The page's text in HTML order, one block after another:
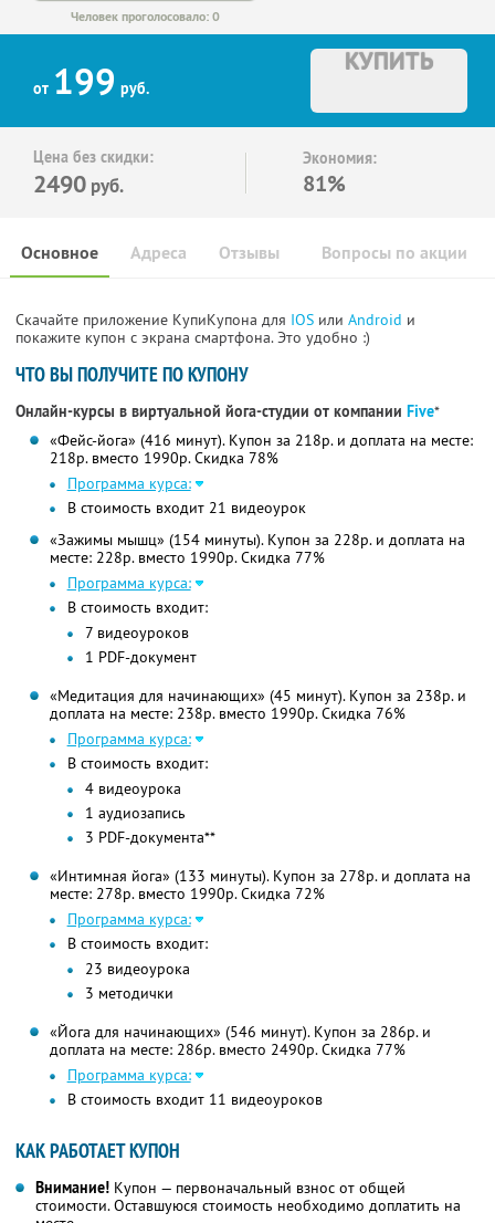
Человек проголосовало: 0
от 199 руб.
КУПИТЬ
Цена без скидки:
2490 руб.
Экономия:
81%
Основное Отзывы Вопросы по акции
Адреса
Скачайте приложение КупиКупона для IOS или Android и
покажите купон с экрана смартфона. Это удобно :)
ЧТО ВЫ ПОЛУЧИТЕ ПО КУПОНУ
Онлайн-курсы в виртуальной йога-студии от компании Five*
«Фейс-йога» (416 минут). Купон за 218р. и доплата на месте:
218р. вместо 1990р. Скидка 78%
Программа курса:
В стоимость входит 21 видеоурок
«Зажимы мышц» (154 минуты). Купон за 228р. и доплата на
месте: 228р. вместо 1990р. Скидка 77%
Программа курса:
В стоимость входит:
7 видеоуроков
1 PDF-документ
«Медитация для начинающих» (45 минут). Купон за 238р. и
доплата на месте: 238р. вместо 1990р. Скидка 76%
Программа курса:
В стоимость входит:
4 видеоурока
1 аудиозапись
3 PDF-документа**
«Интимная йога» (133 минуты). Купон за 278р. и доплата на
месте: 278р. вместо 1990р. Скидка 72%
Программа курса:
В стоимость входит:
23 видеоурока
3 методички
«Йога для начинающих» (546 минут). Купон за 286р. и
доплата на месте: 286р. вместо 2490р. Скидка 77%
Программа курса:
В стоимость входит 11 видеоуроков
КАК РАБОТАЕТ КУПОН
Внимание! Купон — первоначальный взнос от общей
стоимости. Оставшуюся стоимость необходимо доплатить на